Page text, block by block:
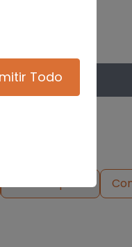
Solicitar pieza
Todo